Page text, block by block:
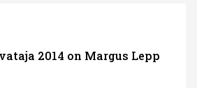
2014 on Margus Lepp